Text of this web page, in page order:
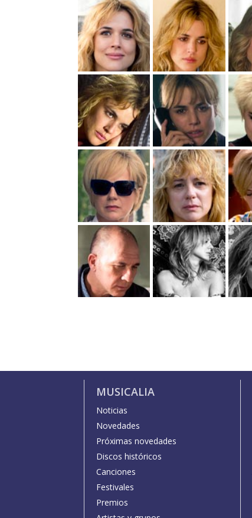
MUSICALIA
Noticias
Novedades
Próximas novedades
Discos históricos
Canciones
Festivales
Premios